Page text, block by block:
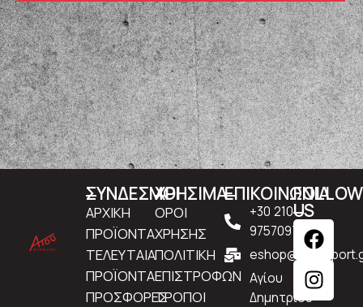
ΣΥΝΔΕΣΜΟΙ
ΑΡΧΙΚΗ
ΠΡΟΪΟΝΤΑ
ΤΕΛΕΥΤΑΙΑ
ΠΡΟΪΟΝΤΑ
ΠΡΟΣΦΟΡΕΣ
ΧΡΗΣΙΜΑ
ΟΡΟΙ
ΧΡΗΣΗΣ
ΠΟΛΙΤΙΚΗ
ΕΠΙΣΤΡΟΦΩΝ
ΤΡΟΠΟΙ
ΕΠΙΚΟΙΝΩΝΙΑ
+30 210
9757097
Αγίου
Δημητρίου
FOLLOW
US